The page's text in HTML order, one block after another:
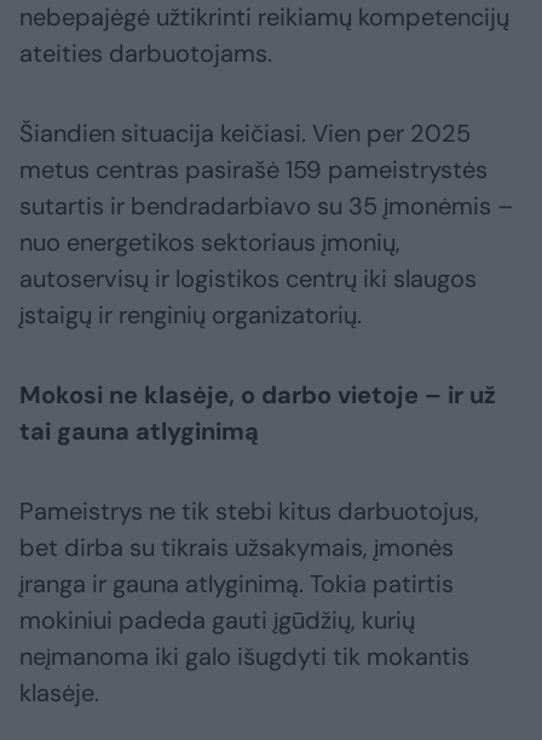
nebepajėgė užtikrinti reikiamų kompetencijų
ateities darbuotojams.
Šiandien situacija keičiasi. Vien per 2025
metus centras pasirašė 159 pameistrystės
sutartis ir bendradarbiavo su 35 įmonėmis –
nuo energetikos sektoriaus įmonių,
autoservisų ir logistikos centrų iki slaugos
įstaigų ir renginių organizatorių.
Mokosi ne klasėje, o darbo vietoje – ir už
tai gauna atlyginimą
Pameistrys ne tik stebi kitus darbuotojus,
bet dirba su tikrais užsakymais, įmonės
įranga ir gauna atlyginimą. Tokia patirtis
mokiniui padeda gauti įgūdžių, kurių
neįmanoma iki galo išugdyti tik mokantis
klasėje.